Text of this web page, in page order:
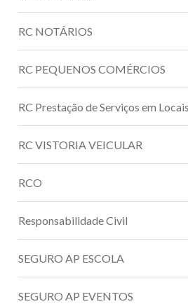
RC NOTÁRIOS
RC PEQUENOS COMÉRCIOS
RC Prestação de Serviços em Locais
RC VISTORIA VEICULAR
RCO
Responsabilidade Civil
SEGURO AP ESCOLA
SEGURO AP EVENTOS